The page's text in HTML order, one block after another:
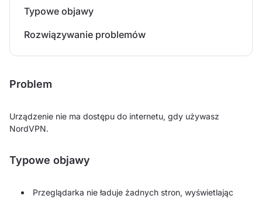
Typowe objawy
Rozwiązywanie problemów
Problem
Urządzenie nie ma dostępu do internetu, gdy używasz
NordVPN.
Typowe objawy
Przeglądarka nie ładuje żadnych stron, wyświetlając